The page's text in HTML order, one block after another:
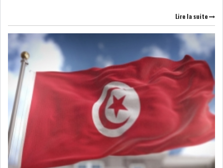
SAIED LIMOGE LA MINISTRE DE
L'INDUS...
SLAH ZOUARI NOMMÉ
MINISTRE DE L'ÉQU...
SARRA ZAAFRANI ZENZRI
NOUVELLE CHEFFE DU...
Lire la suite